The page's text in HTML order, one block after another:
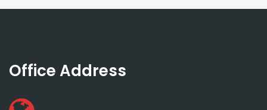
Office Address